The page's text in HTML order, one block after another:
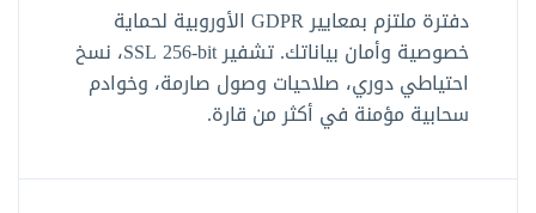
دفترة ملتزم بمعايير GDPR الأوروبية لحماية
خصوصية وأمان بياناتك. تشفير SSL ‎256-bit‎، نسخ
احتياطي دوري، صلاحيات وصول صارمة، وخوادم
سحابية مؤمنة في أكثر من قارة.